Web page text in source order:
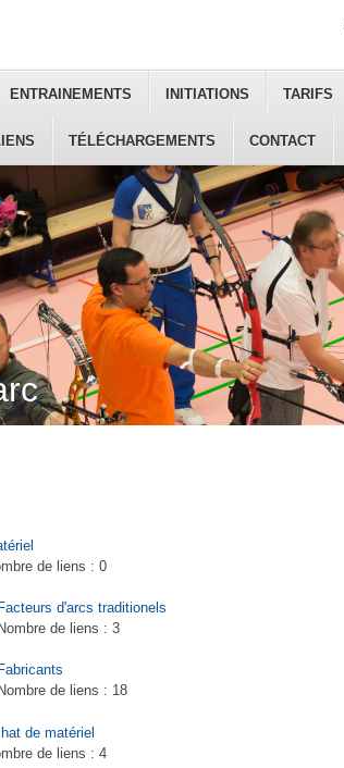
ENTRAINEMENTS INITIATIONS TARIFS
TÉLÉCHARGEMENTS CONTACT
de liens : 0
Facteurs d'arcs traditionels
Nombre de liens : 3
Fabricants
Nombre de liens : 18
de matériel
de liens : 4